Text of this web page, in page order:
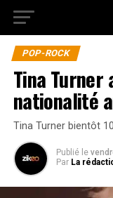
POP-ROCK
Tina Turner
nationalité
Tina Turner bientôt
Publié le
Par La